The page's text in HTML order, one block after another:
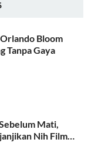
Bloom
Tanpa Gaya
Mati,
Nih Film…